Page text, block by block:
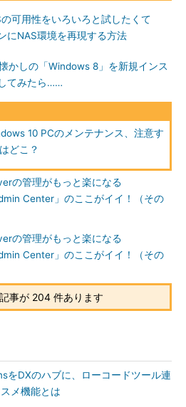
可用性をいろいろと試したくて
NAS環境を再現する方法
かしの「Windows 8」を新規インス
てみたら……
10 PCのメンテナンス、注意す
どこ？
の管理がもっと楽になる
Center」のここがイイ！（その
の管理がもっと楽になる
Center」のここがイイ！（その
事が 204 件あります
をDXのハブに、ローコードツール連
メ機能とは